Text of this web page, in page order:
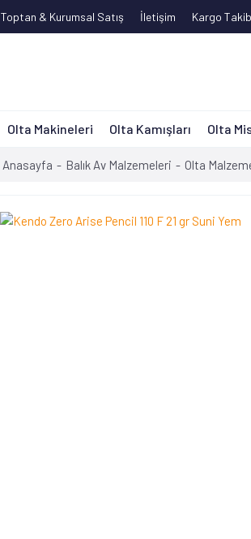
Toptan & Kurumsal Satış İletişim Kargo
Olta Makineleri Olta Kamışları Olta
Anasayfa Balık Av Malzemeleri Olta